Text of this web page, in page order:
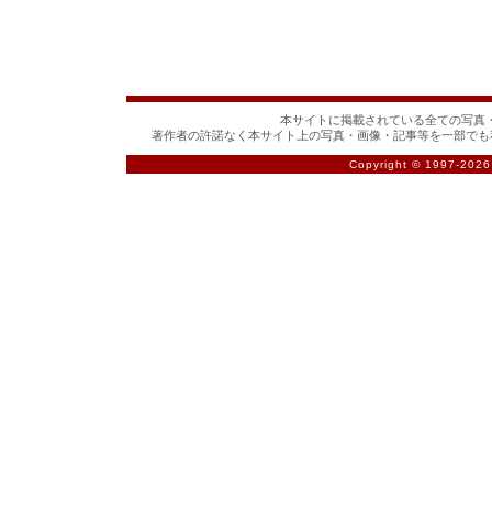
本サイトに掲載されている全ての写真
著作者の許諾なく本サイト上の写真・画像・記事等を一部で
Copyright © 1997-